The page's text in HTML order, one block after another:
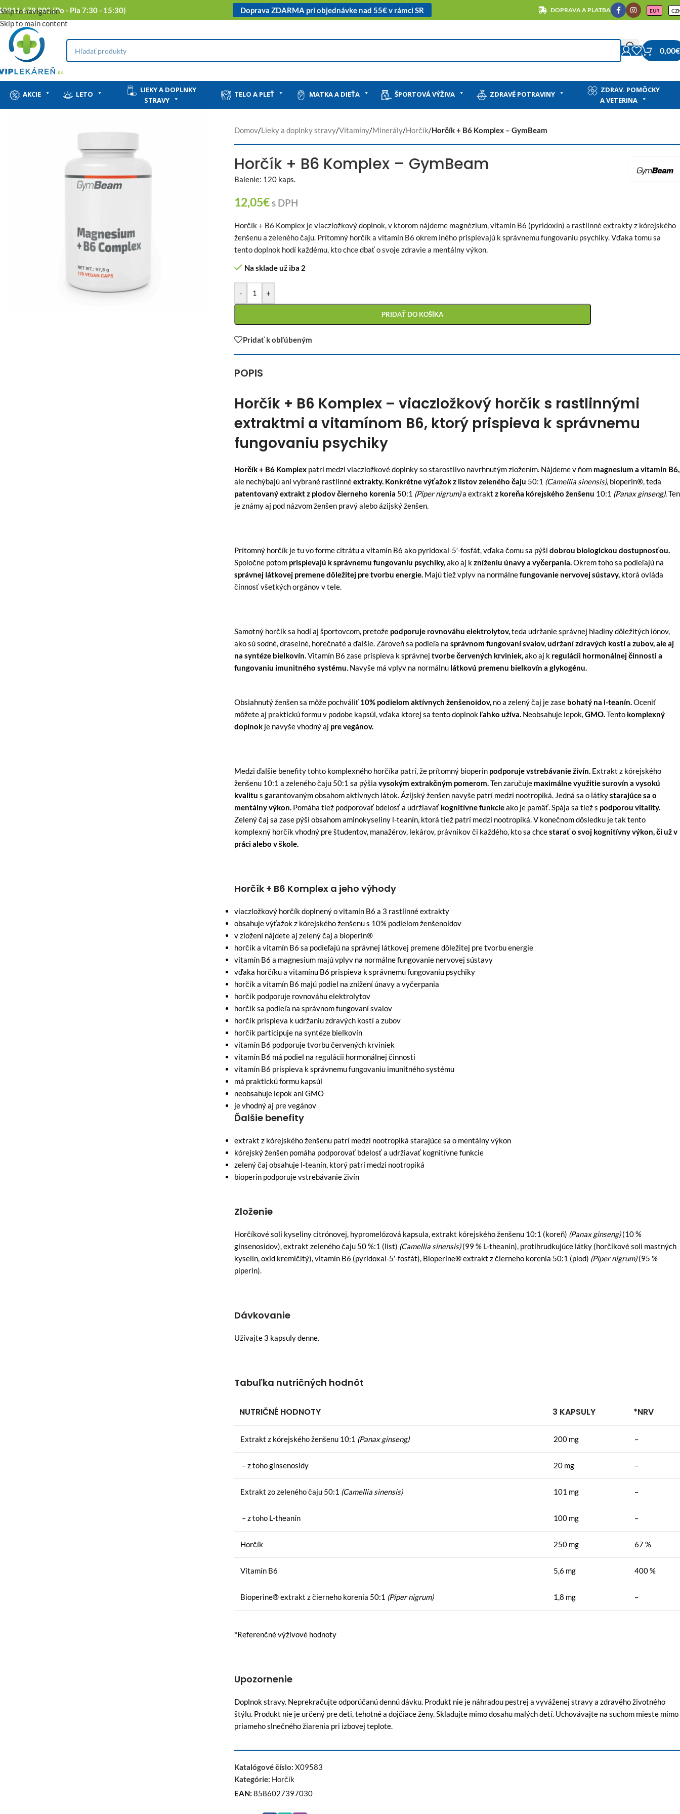
Skip to navigation
Skip to main content
0911 678 900 (Po - Pia 7:30 - 15:30) Doprava ZDARMA pri objednávke nad 55€ v rámci SR DOPRAVA A PLATBA EUR
0,00€
AKCIE LETO
LIEKY A DOPLNKY
STRAVY
TELO A PLEŤ MATKA A DIEŤA ŠPORTOVÁ VÝŽIVA ZDRAVÉ POTRAVINY
ZDRAV. POMÔCKY
A VETERINA
Domov/Lieky a doplnky stravy/Vitamíny/Minerály/Horčík/Horčík + B6 Komplex – GymBeam
Horčík + B6 Komplex – GymBeam
Balenie: 120 kaps.
12,05€s DPH
Horčík + B6 Komplex je viaczložkový doplnok, v ktorom nájdeme magnézium, vitamín B6 (pyridoxín) a rastlinné extrakty z kórejského
ženšenu a zeleného čaju. Prítomný horčík a vitamín B6 okrem iného prispievajú k správnemu fungovaniu psychiky. Vďaka tomu sa
tento doplnok hodí každému, kto chce dbať o svoje zdravie a mentálny výkon.
Na sklade už iba 2
- +
PRIDAŤ DO KOŠÍKA
Pridať k obľúbeným
POPIS
Horčík + B6 Komplex – viaczložkový horčík s rastlinnými
extraktmi a vitamínom B6, ktorý prispieva k správnemu
fungovaniu psychiky
Horčík + B6 Komplex patrí medzi viaczložkové doplnky so starostlivo navrhnutým zložením. Nájdeme v ňom magnesium a vitamín B6,
ale nechýbajú ani vybrané rastlinnéextrakty. Konkrétne výťažok z listov zeleného čaju 50:1 (Camellia sinensis), bioperin®, teda
patentovaný extrakt z plodov čierneho korenia 50:1 (Piper nigrum)a extrakt z koreňa kórejského ženšenu 10:1 (Panax ginseng).Ten
je známy aj pod názvom ženšen pravý alebo ázijský ženšen.
Prítomný horčík je tu vo forme citrátu a vitamín B6 ako pyridoxal-5′-fosfát, vďaka čomu sa pýši dobrou biologickou dostupnosťou.
Spoločne potom prispievajú k správnemu fungovaniu psychiky,ako aj kzníženiu únavy a vyčerpania.Okrem toho sa podieľajú na
správnej látkovej premene dôležitej pre tvorbu energie. Majú tiež vplyv na normálnefungovanie nervovej sústavy, ktorá ovláda
činnosť všetkých orgánov v tele.
Samotný horčík sa hodí aj športovcom, pretože podporuje rovnováhu elektrolytov,teda udržanie správnej hladiny dôležitých iónov,
ako sú sodné, draselné, horečnaté a ďalšie. Zároveň sa podieľa na správnom fungovaní svalov, udržaní zdravých kostí a zubov, ale aj
na syntéze bielkovín.Vitamín B6 zase prispieva k správnej tvorbe červených krviniek,ako aj k regulácii hormonálnej činnosti a
fungovaniu imunitného systému. Navyše má vplyv na normálnu látkovú premenu bielkovín a glykogénu.
Obsiahnutý ženšen sa môže pochváliť 10% podielom aktívnych ženšenoidov, no a zelený čaj je zase bohatý na l-teanín.Oceniť
môžete aj praktickú formu v podobe kapsúl, vďaka ktorej sa tento doplnok ľahko užíva. Neobsahuje lepok,GMO.Tento komplexný
doplnok je navyše vhodný aj pre vegánov.
Medzi ďalšie benefity tohto komplexného horčíka patrí, že prítomný bioperin podporuje vstrebávanie živín. Extrakt z kórejského
ženšenu 10:1 a zeleného čaju 50:1 sa pýšia vysokým extrakčným pomerom.Ten zaručuje maximálne využitie surovín a vysokú
kvalitu s garantovaným obsahom aktívnych látok. Ázijský ženšen navyše patrí medzi nootropiká. Jedná sa o látkystarajúce sa o
mentálny výkon. Pomáha tiež podporovať bdelosť a udržiavať kognitívne funkcieako je pamäť. Spája sa tiež s podporou vitality.
Zelený čaj sa zase pýši obsahom aminokyseliny l-teanín, ktorá tiež patrí medzi nootropiká. V konečnom dôsledku je tak tento
komplexný horčík vhodný pre študentov, manažérov, lekárov, právnikov či každého, kto sa chcestarať o svoj kognitívny výkon, či už v
práci alebo v škole.
Horčík + B6 Komplex a jeho výhody
viaczložkový horčík doplnený o vitamín B6 a 3 rastlinné extrakty
obsahuje výťažok z kórejského ženšenu s 10% podielom ženšenoidov
v zložení nájdete aj zelený čaj a bioperin®
horčík a vitamín B6 sa podieľajú na správnej látkovej premene dôležitej pre tvorbu energie
vitamín B6 a magnesium majú vplyv na normálne fungovanie nervovej sústavy
vďaka horčíku a vitamínu B6 prispieva k správnemu fungovaniu psychiky
horčík a vitamín B6 majú podiel na znížení únavy a vyčerpania
horčík podporuje rovnováhu elektrolytov
horčík sa podieľa na správnom fungovaní svalov
horčík prispieva k udržaniu zdravých kostí a zubov
horčík participuje na syntéze bielkovín
vitamín B6 podporuje tvorbu červených krviniek
vitamín B6 má podiel na regulácii hormonálnej činnosti
vitamín B6 prispieva k správnemu fungovaniu imunitného systému
má praktickú formu kapsúl
neobsahuje lepok ani GMO
je vhodný aj pre vegánov
Ďalšie benefity
extrakt z kórejského ženšenu patrí medzi nootropiká starajúce sa o mentálny výkon
kórejský ženšen pomáha podporovať bdelosť a udržiavať kognitívne funkcie
zelený čaj obsahuje l-teanín, ktorý patrí medzi nootropiká
bioperin podporuje vstrebávanie živín
Zloženie
Horčíkové soli kyseliny citrónovej, hypromelózová kapsula, extrakt kórejského ženšenu 10:1 (koreň) (Panax ginseng)(10 %
ginsenosidov), extrakt zeleného čaju 50 %:1 (list) (Camellia sinensis)(99 % L-theanín), protihrudkujúce látky (horčíkové soli mastných
kyselín, oxid kremičitý), vitamín B6 (pyridoxal-5′-fosfát), Bioperine® extrakt z čierneho korenia 50:1 (plod) (Piper nigrum)(95 %
piperín).
Dávkovanie
Užívajte 3 kapsuly denne.
Tabuľka nutričných hodnôt
NUTRIČNÉ HODNOTY 3 KAPSULY *NRV
Extrakt z kórejského ženšenu 10:1 (Panax ginseng) 200 mg –
– z toho ginsenosidy 20 mg –
Extrakt zo zeleného čaju 50:1 (Camellia sinensis) 101 mg –
– z toho L-theanín 100 mg –
Horčík 250 mg 67 %
Vitamín B6 5,6 mg 400 %
Bioperine® extrakt z čierneho korenia 50:1 (Piper nigrum) 1,8 mg –
*Referenčné výživové hodnoty
Upozornenie
Doplnok stravy. Neprekračujte odporúčanú dennú dávku. Produkt nie je náhradou pestrej a vyváženej stravy a zdravého životného
štýlu. Produkt nie je určený pre deti, tehotné a dojčiace ženy. Skladujte mimo dosahu malých detí. Uchovávajte na suchom mieste mimo
priameho slnečného žiarenia pri izbovej teplote.
Katalógové číslo: X09583
Kategórie: Horčík
EAN: 8586027397030